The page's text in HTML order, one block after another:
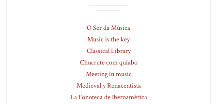
O Ser da Música
Music is the key
Classical Library
Chucrute com quiabo
Meeting in music
Medieval y Renacentista
La Fonoteca de Iberoamérica